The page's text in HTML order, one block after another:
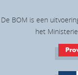
De BOM is een
het